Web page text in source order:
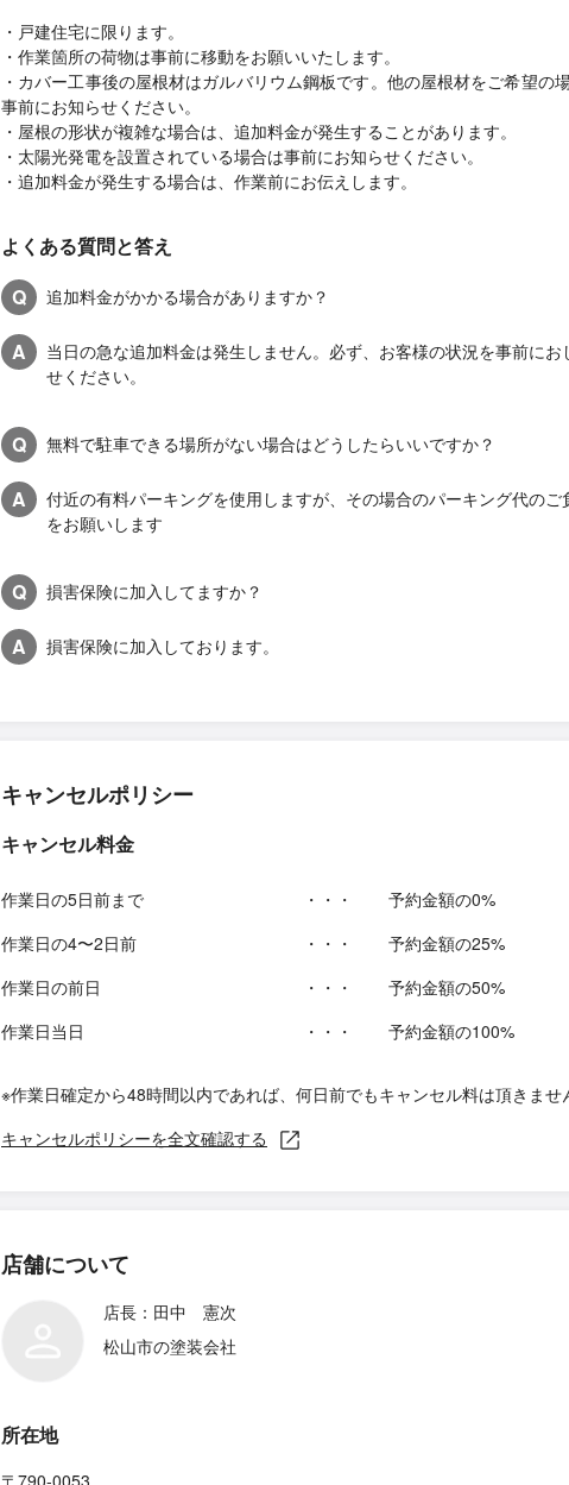
・戸建住宅に限ります。
・作業箇所の荷物は事前に移動をお願いいたします。
・カバー工事後の屋根材はガルバリウム鋼板です。他の屋根材をご希望の
事前にお知らせください。
・屋根の形状が複雑な場合は、追加料金が発生することがあります。
・太陽光発電を設置されている場合は事前にお知らせください。
・追加料金が発生する場合は、作業前にお伝えします。
よくある質問と答え
Q
追加料金がかかる場合がありますか？
A
当日の急な追加料金は発生しません。必ず、お客様の状況を事前にお
せください。
Q 無料で駐車できる場所がない場合はどうしたらいいですか？
A
付近の有料パーキングを使用しますが、その場合のパーキング代のご
をお願いします
Q 損害保険に加入してますか？
A 損害保険に加入しております。
キャンセルポリシー
キャンセル料金
作業日の5日前まで ・・・
予約金額の0%
作業日の4〜2日前
・・・
予約金額の25%
作業日の前日
・・・
予約金額の50%
作業日当日
・・・ 予約金額の100%
※作業日確定から48時間以内であれば、何日前でもキャンセル料は頂きませ
キャンセルポリシーを全文確認する
店舗について
店長：田中 憲次
松山市の塗装会社
所在地